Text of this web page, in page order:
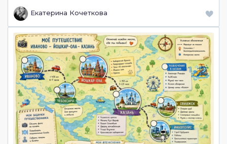
Екатерина Кочеткова